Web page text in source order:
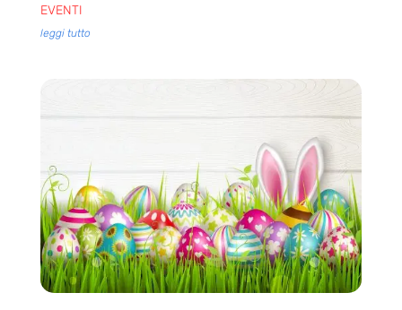
EVENTI
leggi tutto